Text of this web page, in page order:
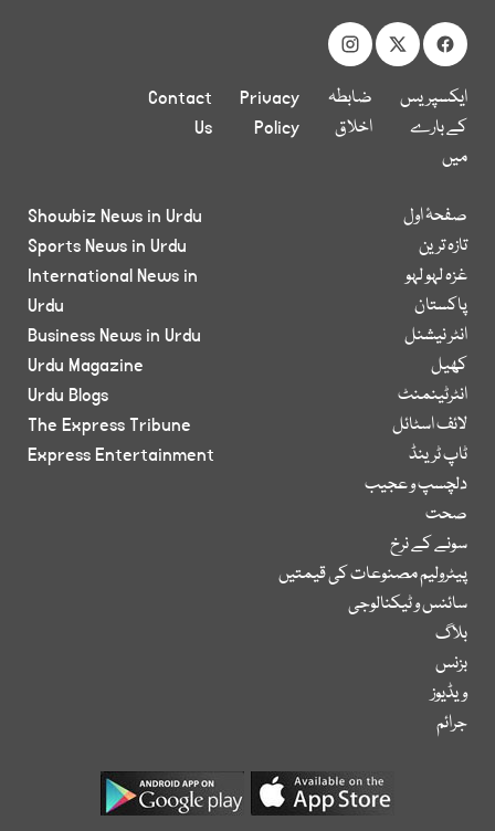
ایکسپریس
کے بارے
میں
ضابطہ
اخلاق
Privacy
Policy
Contact
Us
صفحۂ اول
تازہ ترین
غزہ لہو لہو
پاکستان
انٹر نیشنل
کھیل
انٹرٹینمنٹ
لائف اسٹائل
ٹاپ ٹرینڈ
دلچسپ و عجیب
صحت
سونے کے نرخ
پیٹرولیم مصنوعات کی قیمتیں
سائنس و ٹیکنالوجی
بلاگ
بزنس
ویڈیوز
جرائم
Showbiz News in Urdu
Sports News in Urdu
International News in
Urdu
Business News in Urdu
Urdu Magazine
Urdu Blogs
The Express Tribune
Express Entertainment